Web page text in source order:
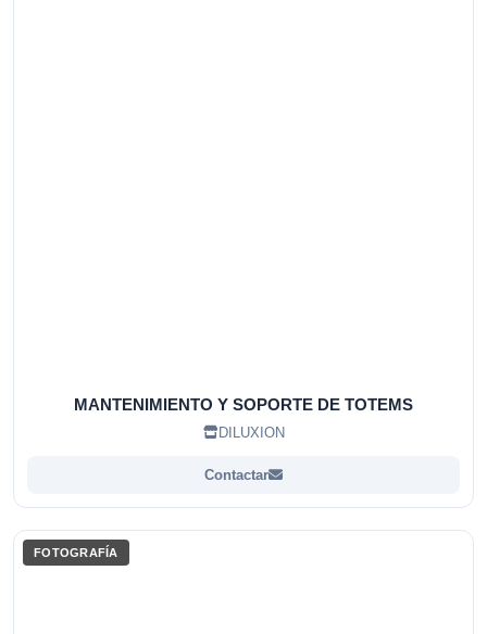
MANTENIMIENTO Y SOPORTE DE TOTEMS
DILUXION
Contactar
FOTOGRAFÍA